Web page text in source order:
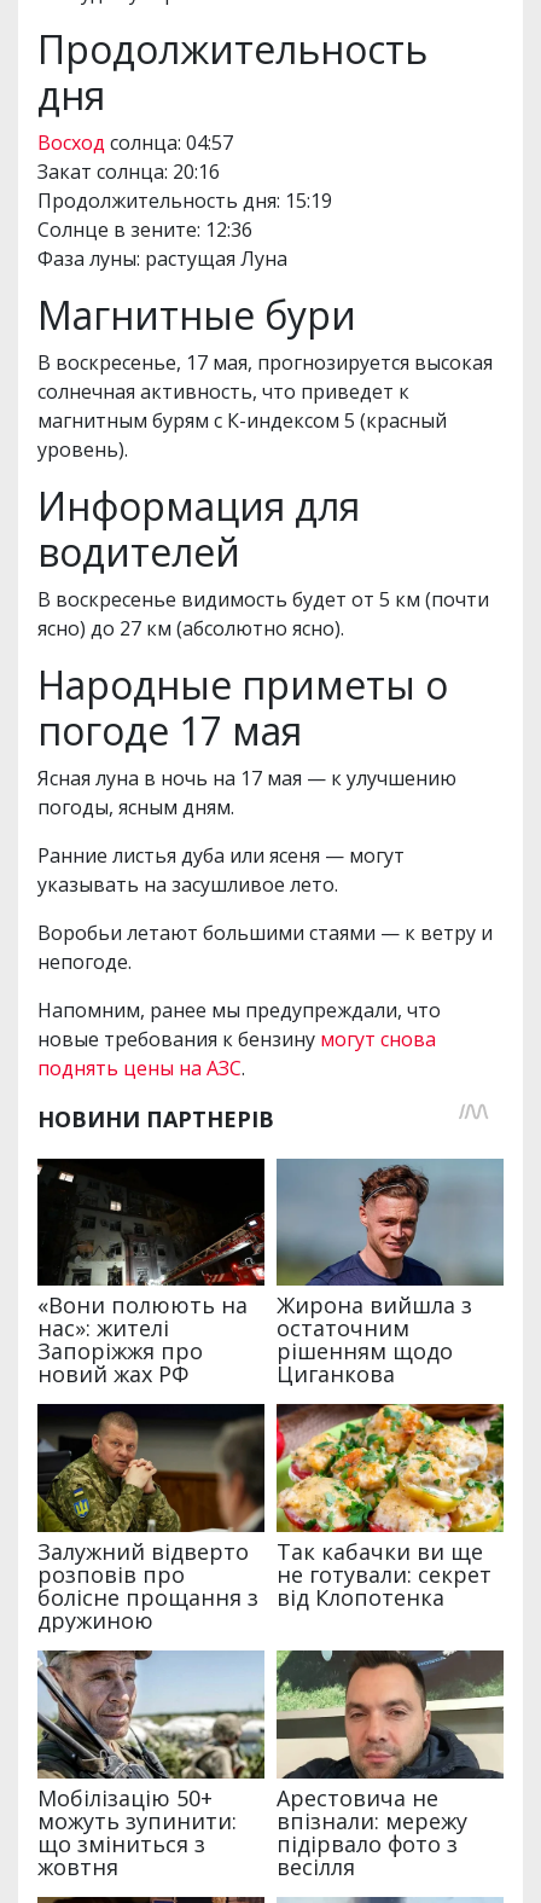
Продолжительность
дня
Восход солнца: 04:57
Закат солнца: 20:16
Продолжительность дня: 15:19
Солнце в зените: 12:36
Фаза луны: растущая Луна
Магнитные бури
В воскресенье, 17 мая, прогнозируется высокая
солнечная активность, что приведет к
магнитным бурям с К-индексом 5 (красный
уровень).
Информация для
водителей
В воскресенье видимость будет от 5 км (почти
ясно) до 27 км (абсолютно ясно).
Народные приметы о
погоде 17 мая
Ясная луна в ночь на 17 мая — к улучшению
погоды, ясным дням.
Ранние листья дуба или ясеня — могут
указывать на засушливое лето.
Воробьи летают большими стаями — к ветру и
непогоде.
Напомним, ранее мы предупреждали, что
новые требования к бензину могут снова
поднять цены на АЗС.